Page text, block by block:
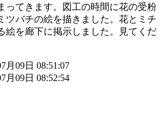
ってきます。図工の時間に花の受粉
ツバチの絵を描きました。花とミチ
絵を廊下に掲示しました。見てくだ
月09日 08:51:07
月09日 08:52:54